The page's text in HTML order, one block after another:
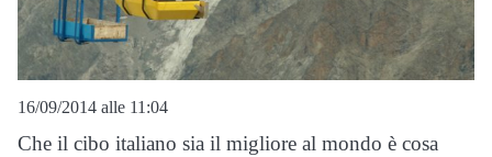
16/09/2014 alle 11:04
Che il cibo italiano sia il migliore al mondo è cosa